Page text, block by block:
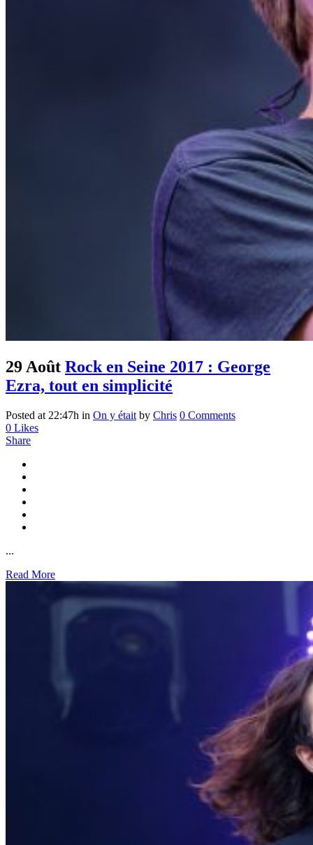
29 Août Rock en Seine 2017 : George
Ezra, tout en simplicité
Posted at 22:47h in On y était by Chris 0 Comments
0 Likes
Share
...
Read More